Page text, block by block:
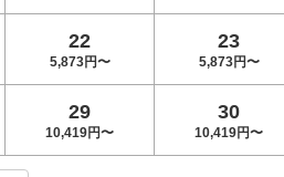
22
5,873円〜
23
5,873円〜
29
10,419円〜
30
10,419円〜